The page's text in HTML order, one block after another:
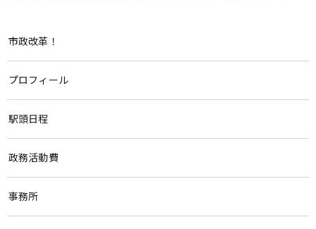
市政改革！
プロフィール
駅頭日程
政務活動費
事務所